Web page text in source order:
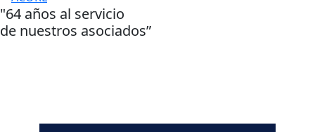
"64 años al servicio
de nuestros asociados”